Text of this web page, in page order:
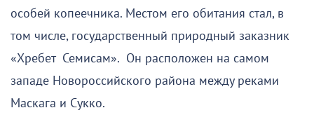
особей копеечника. Местом его обитания стал, в
том числе, государственный природный заказник
«Хребет Семисам». Он расположен на самом
западе Новороссийского района между реками
Маскага и Сукко.